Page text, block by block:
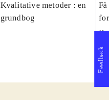
Kvalitative metoder : en
grundbog
Feedback